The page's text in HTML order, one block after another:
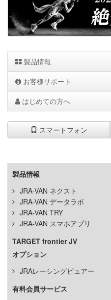
製品情報
お客様サポート
はじめての方へ
スマートフォン
製品情報
JRA-VAN ネクスト
JRA-VAN データラボ
JRA-VAN TRY
JRA-VAN スマホアプリ
TARGET frontier JV
オプション
JRAレーシングビュアー
有料会員サービス